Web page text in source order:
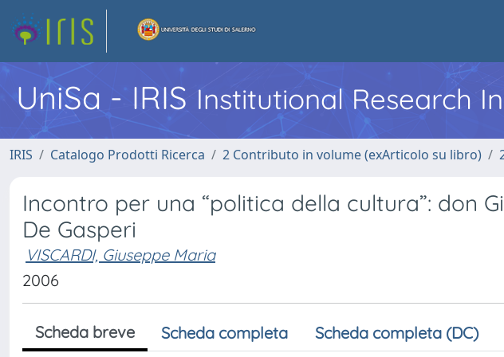
UniSa - IRIS Institutional Research
IRIS Catalogo Prodotti Ricerca 2 Contributo in volume (exArticolo su libro)
Incontro per una “politica della cultura”: don
De Gasperi
VISCARDI, Giuseppe Maria
2006
Scheda breve Scheda completa Scheda completa (DC)